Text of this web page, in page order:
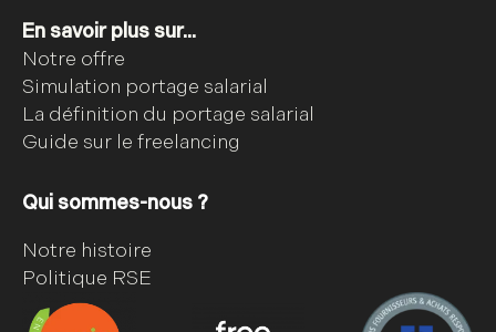
En savoir plus sur...
Notre offre
Simulation portage salarial
La définition du portage salarial
Guide sur le freelancing
Qui sommes-nous ?
Notre histoire
Politique RSE